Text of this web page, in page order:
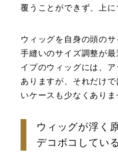
覆うことができず、上に
ウィッグを自身の頭のサ
手縫いのサイズ調整が
イプのウィッグには、
ありますが、それだけ
いケースも少なくありま
ウィッグが浮く
デコボコしている